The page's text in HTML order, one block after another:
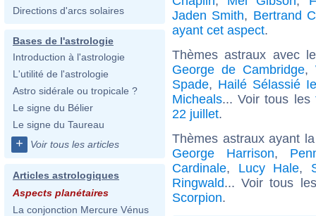
Directions d'arcs solaires
Bases de l'astrologie
Introduction à l'astrologie
L'utilité de l'astrologie
Astro sidérale ou tropicale ?
Le signe du Bélier
Le signe du Taureau
+ Voir tous les articles
Articles astrologiques
Aspects planétaires
La conjonction Mercure Vénus
Jaden Smith, Bertrand
ayant cet aspect.
Thèmes astraux avec
George de Cambridge,
Spade, Hailé Sélassié
Micheals... Voir tous les
22 juillet.
Thèmes astraux ayant
George Harrison,
Cardinale, Lucy Hale,
Ringwald... Voir tous
Scorpion.